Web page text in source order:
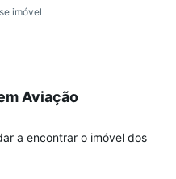
imóvel
Aviação
a encontrar o imóvel dos